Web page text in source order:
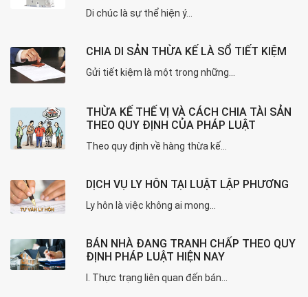
Di chúc là sự thể hiện ý...
CHIA DI SẢN THỪA KẾ LÀ SỔ TIẾT KIỆM
Gửi tiết kiệm là một trong những...
THỪA KẾ THẾ VỊ VÀ CÁCH CHIA TÀI SẢN
THEO QUY ĐỊNH CỦA PHÁP LUẬT
Theo quy định về hàng thừa kế...
DỊCH VỤ LY HÔN TẠI LUẬT LẬP PHƯƠNG
Ly hôn là việc không ai mong...
BÁN NHÀ ĐANG TRANH CHẤP THEO QUY
ĐỊNH PHÁP LUẬT HIỆN NAY
I. Thực trạng liên quan đến bán...